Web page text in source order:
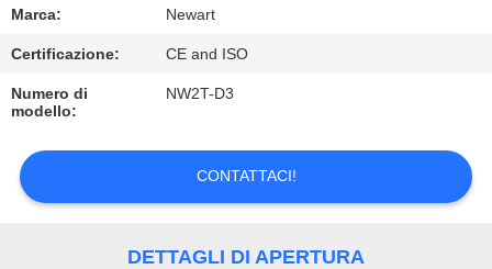
QUALITÀ
CONTATTACI
RICHIEDA
UNA
Marca: Newart
Certificazione: CE and ISO
Numero di
modello:
NW2T-D3
CONTATTACI!
DETTAGLI DI APERTURA